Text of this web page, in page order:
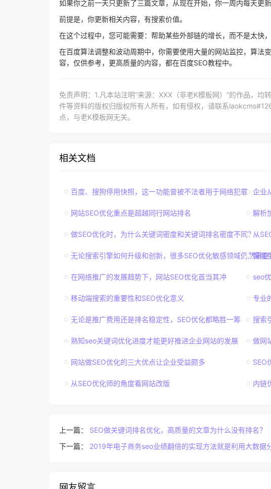
如果你之前一天只更新了三篇文章，从现在开始，你一周内每天更
前提是，你更新相关内容，有搜索价值。
在这个过程中，您可能需要：帮助某些外部链的增长，而不是太快，
在百度算法调整和波动周期中，你需要使用大量的网站监控，算法
容，仅供参考，更高质量的内容，都在百度SEO教程中。
免责声明：1.凡本站注明“来源：XXX（非老K模板网）”的作品，
件等资料的版权归版权所有人所有，如有侵权，请联系
点，与老K模板网无关。
相关文档
百度、搜狗停用快照，这一功能曾被不法者用于网络犯罪 企业
网站SEO优化重点是超越同行网站排名 解析
做SEO优化时，为什么关键词密度和关键词排名密度不同？从
无论搜索引擎如何升级和创新，很多SEO优化敏感领域仍然需要
智能
在网络推广的发展趋势下，网站SEO优化首当其冲 seo
移动端搜索的重要性和SEO优化意义 专业
无论是推广费用还是排名稳定性，SEO优化都略胜一筹 搜索
熟知seo关键词优化进度才能更好推进企业网站的发展 做网
网站做SEO优化的三大优点让企业受益颇多 SEO
从SEO优化师的角度看网站改版 内链
上一篇： SEO做关键词排名优化，高质量的文章为什么没有排名？
下一篇： 2019年电子商务seo业绩翻倍的实现方法就是利用大数据